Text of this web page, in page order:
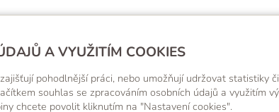
SAMÝ PĚKNÝ KOUSEK!
A VYUŽITÍM COOKIES
pohodlnější práci, nebo umožňují udržovat statistiky
souhlas se zpracováním osobních údajů a využitím
chcete povolit kliknutím na "Nastavení cookies".